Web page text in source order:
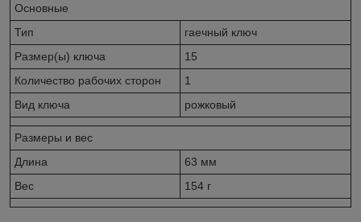
Основные
Тип
гаечный ключ
Размер(ы) ключа
15
Количество рабочих сторон
1
Вид ключа
рожковый
Размеры и вес
Длина
63 мм
Вес
154 г